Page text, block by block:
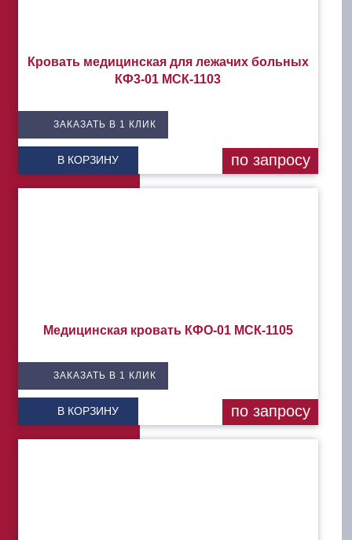
Кровать медицинская для лежачих больных
КФ3-01 МСК-1103
ЗАКАЗАТЬ В 1 КЛИК
В КОРЗИНУ по запросу
Медицинская кровать КФО-01 МСК-1105
ЗАКАЗАТЬ В 1 КЛИК
В КОРЗИНУ по запросу